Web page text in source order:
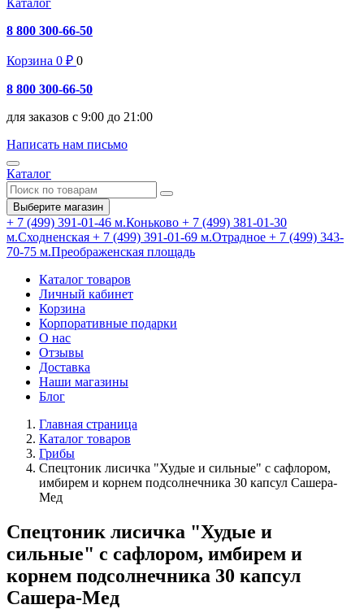
Каталог
8 800 300-66-50
Корзина 0 ₽ 0
8 800 300-66-50
для заказов с 9:00 до 21:00
Написать нам письмо
Каталог
Выберите магазин
+ 7 (499) 391-01-46 м.Коньково + 7 (499) 381-01-30
м.Сходненская + 7 (499) 391-01-69 м.Отрадное + 7 (499) 343-
70-75 м.Преображенская площадь
Каталог товаров
Личный кабинет
Корзина
Корпоративные подарки
О нас
Отзывы
Доставка
Наши магазины
Блог
Главная страница
Каталог товаров
Грибы
Спецтоник лисичка "Худые и сильные" с сафлором,
имбирем и корнем подсолнечника 30 капсул Сашера-
Мед
Спецтоник лисичка "Худые и
сильные" с сафлором, имбирем и
корнем подсолнечника 30 капсул
Сашера-Мед